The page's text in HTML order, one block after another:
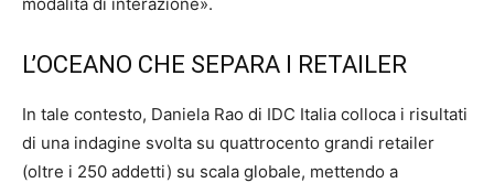
L’OCEANO CHE SEPARA I RETAILER
In tale contesto, Daniela Rao di IDC Italia colloca i risultati
di una indagine svolta su quattrocento grandi retailer
(oltre i 250 addetti) su scala globale, mettendo a